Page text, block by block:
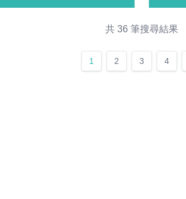
共 36 筆搜尋結果
1 2 3 4